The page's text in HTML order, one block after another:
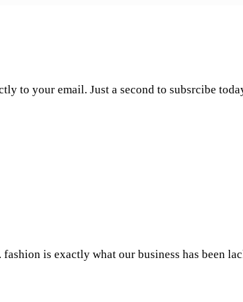
to your email. Just a second to subsrcibe
is exactly what our business has been